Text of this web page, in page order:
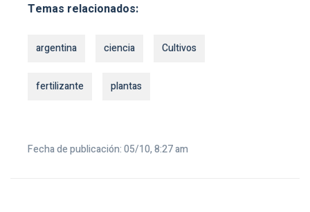
Temas relacionados:
argentina ciencia Cultivos
fertilizante plantas
Fecha de publicación: 05/10, 8:27 am